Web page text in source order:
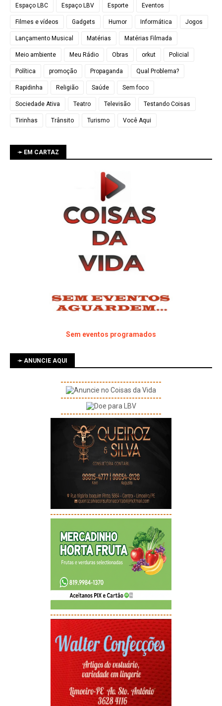
Espaço LBC Espaço LBV Esporte Eventos
Filmes e vídeos Gadgets Humor Informática Jogos
Lançamento Musical Matérias Matérias Filmada
Meio ambiente Meu Rádio Obras orkut Policial
Política promoção Propaganda Qual Problema?
Rapidinha Religião Saúde Sem foco
Sociedade Ativa Teatro Televisão Testando Coisas
Tirinhas Trânsito Turismo Você Aqui
➛ EM CARTAZ
Sem eventos programados
➛ ANUNCIE AQUI
----------------------------------
----------------------------------
----------------------------------
-----------------------------------------
-----------------------------------------